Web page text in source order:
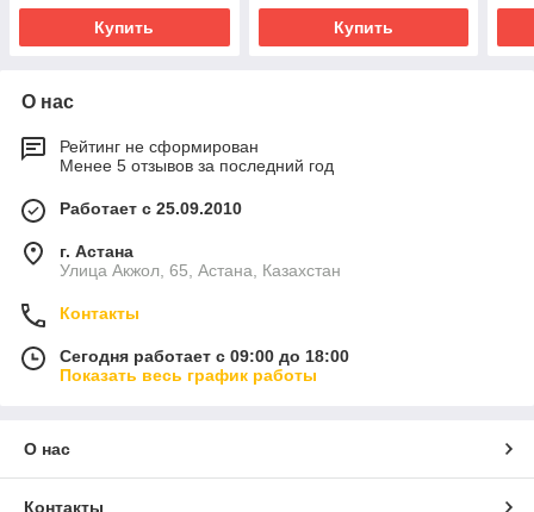
Купить Купить
О нас
Рейтинг не сформирован
Менее 5 отзывов за последний год
Работает с 25.09.2010
г. Астана
Улица Акжол, 65, Астана, Казахстан
Контакты
Сегодня работает с 09:00 до 18:00
Показать весь график работы
О нас
Контакты